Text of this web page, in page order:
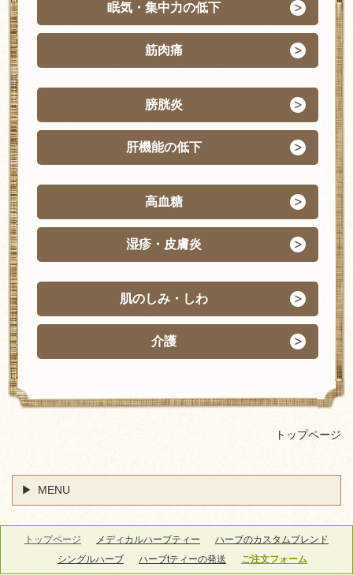
眠気・集中力の低下
筋肉痛
膀胱炎
肝機能の低下
高血糖
湿疹・皮膚炎
肌のしみ・しわ
介護
トップページ
MENU
トップページ メディカルハーブティー
ハーブのカスタムブレンド
シングルハーブ
ハーブtティーの発送 ご注文フォーム